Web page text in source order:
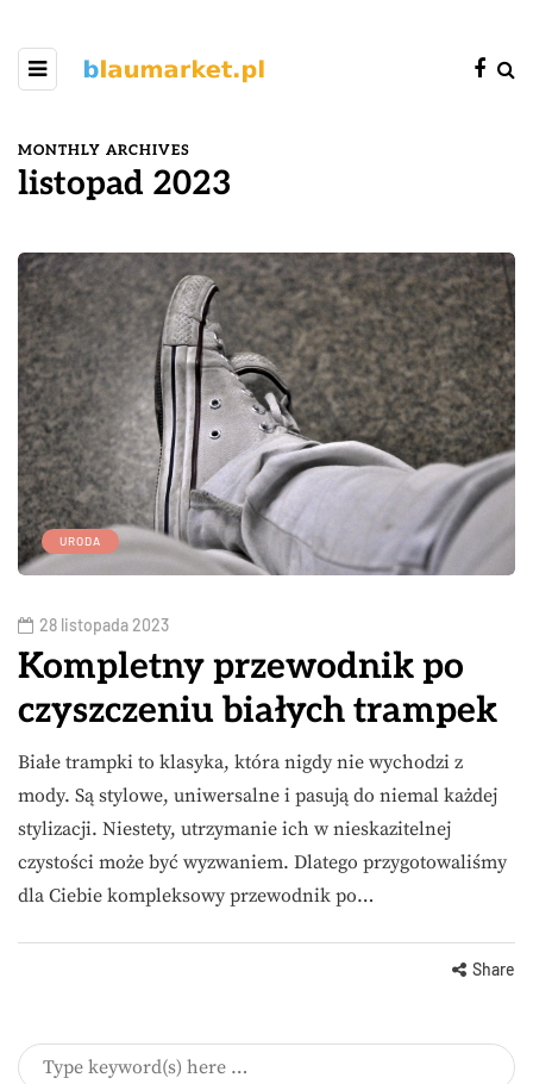
MONTHLY ARCHIVES
listopad 2023
URODA
28 listopada 2023
Kompletny przewodnik po
czyszczeniu białych trampek
Białe trampki to klasyka, która nigdy nie wychodzi z
mody. Są stylowe, uniwersalne i pasują do niemal każdej
stylizacji. Niestety, utrzymanie ich w nieskazitelnej
czystości może być wyzwaniem. Dlatego przygotowaliśmy
dla Ciebie kompleksowy przewodnik po…
Share